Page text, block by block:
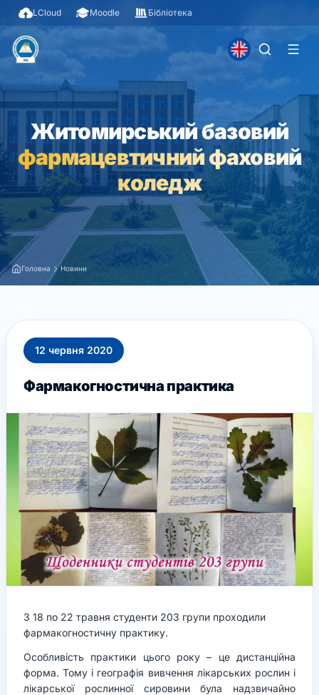
LCloud Moodle Бібліотека
Житомирський базовий
фармацевтичний фаховий
коледж
Головна Новини
12 червня 2020
Фармакогностична практика
З 18 по 22 травня студенти 203 групи проходили
фармакогностичну практику.
Особливість практики цього року – це дистанційна
форма. Тому і географія вивчення лікарських рослин і
лікарської рослинної сировини була надзвичайно